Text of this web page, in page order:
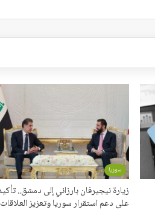
سوريا
زيارة نيجيرفان بارزاني إلى دمشق..
على دعم استقرار سوريا وتعزيز العلاقات